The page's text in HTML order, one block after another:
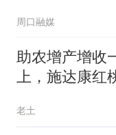
周口融媒
助农增产增收
上，施达康红
植管理技术
老土